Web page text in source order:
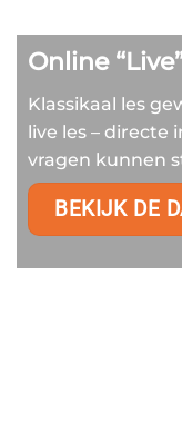
Online
Klassikaal les
live les –
vragen kunnen
BEKIJK DE